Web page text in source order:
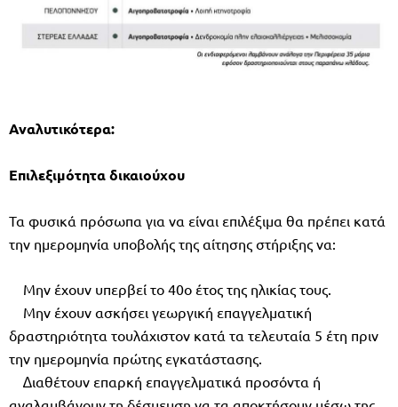
Αναλυτικότερα:
Επιλεξιµότητα δικαιούχου
Τα φυσικά πρόσωπα για να είναι επιλέξιµα θα πρέπει κατά
την ηµεροµηνία υποβολής της αίτησης στήριξης να:
Μην έχουν υπερβεί το 40ο έτος της ηλικίας τους.
Μην έχουν ασκήσει γεωργική επαγγελµατική
δραστηριότητα τουλάχιστον κατά τα τελευταία 5 έτη πριν
την ηµεροµηνία πρώτης εγκατάστασης.
∆ιαθέτουν επαρκή επαγγελµατικά προσόντα ή